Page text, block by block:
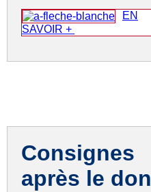
EN
SAVOIR +
Consignes
après le don